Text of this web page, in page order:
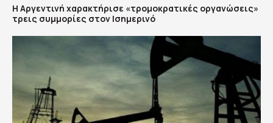
Η Αργεντινή χαρακτήρισε «τρομοκρατικές οργανώσεις»
τρεις συμμορίες στον Ισημερινό